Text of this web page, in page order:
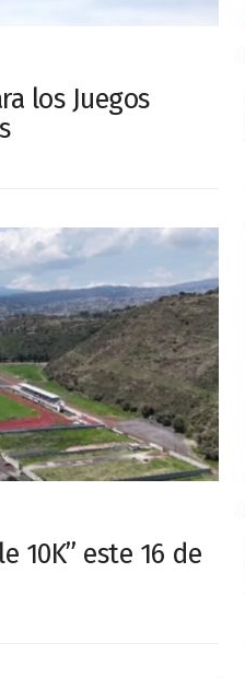
los Juegos
10K” este 16 de